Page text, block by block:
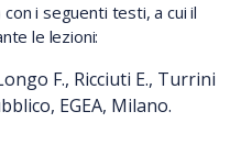
i seguenti testi, a cui il
le lezioni:
F., Ricciuti E., Turrini
EGEA, Milano.